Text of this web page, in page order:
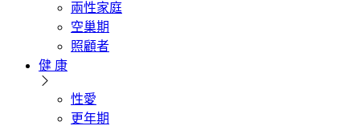
兩性家庭
空巢期
照顧者
健 康
性愛
更年期